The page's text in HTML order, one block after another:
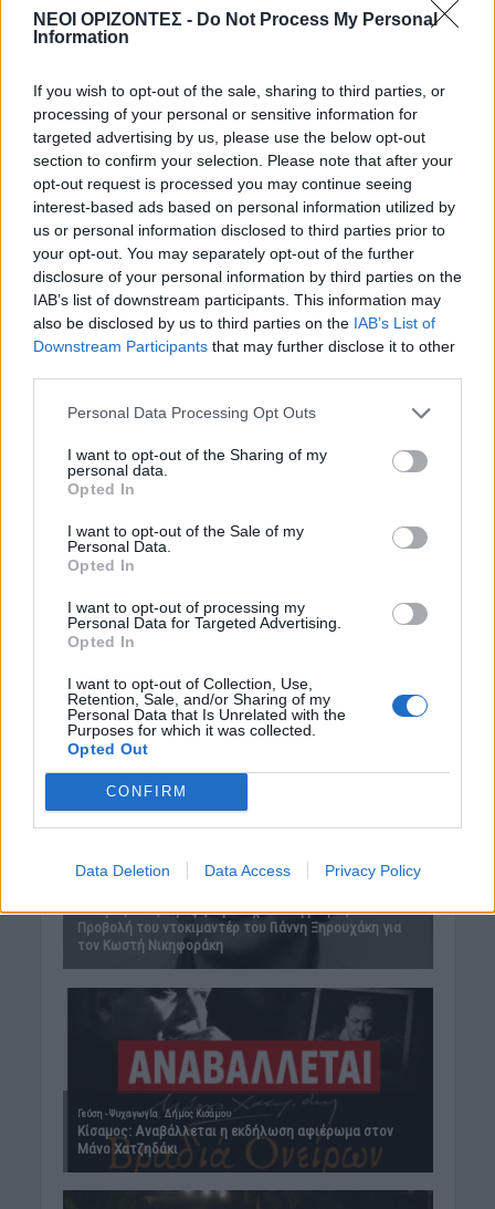
ΝΕΟΙ ΟΡΙΖΟΝΤΕΣ - Do Not Process My Personal
Information
If you wish to opt-out of the sale, sharing to third parties, or
processing of your personal or sensitive information for
targeted advertising by us, please use the below opt-out
section to confirm your selection. Please note that after your
opt-out request is processed you may continue seeing
interest-based ads based on personal information utilized by
us or personal information disclosed to third parties prior to
your opt-out. You may separately opt-out of the further
disclosure of your personal information by third parties on the
IAB’s list of downstream participants. This information may
also be disclosed by us to third parties on the IAB’s List of
Downstream Participants that may further disclose it to other
Personal Data Processing Opt Outs
I want to opt-out of the Sharing of my
personal data.
Opted In
I want to opt-out of the Sale of my
Personal Data.
Opted In
I want to opt-out of processing my
Personal Data for Targeted Advertising.
Opted In
I want to opt-out of Collection, Use,
Retention, Sale, and/or Sharing of my
Personal Data that Is Unrelated with the
Purposes for which it was collected.
Opted Out
CONFIRM
Data Deletion Data Access Privacy Policy
6 Αυγούστου 2026 08:06
Δημοφιλή αυτή την εβδομάδα